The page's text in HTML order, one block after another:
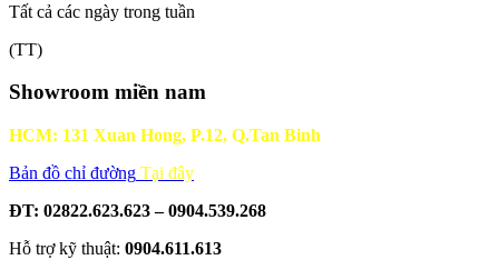
Tất cả các ngày trong tuần
(TT)
Showroom miền nam
HCM: 131 Xuan Hong, P.12, Q.Tan Binh
Bản đồ chỉ đường Tại đây
ĐT: 02822.623.623 – 0904.539.268
Hỗ trợ kỹ thuật: 0904.611.613